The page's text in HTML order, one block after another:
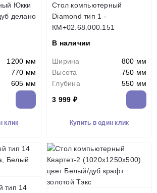
Юкки
делано
1200 мм
770 мм
605 мм
клик
Стол компьютерный
Diamond тип 1 -
КМ+02.68.000.151
В наличии
Ширина
800 мм
Высота
750 мм
Глубина
550 мм
3 999 ₽
Купить в один клик
тип 14